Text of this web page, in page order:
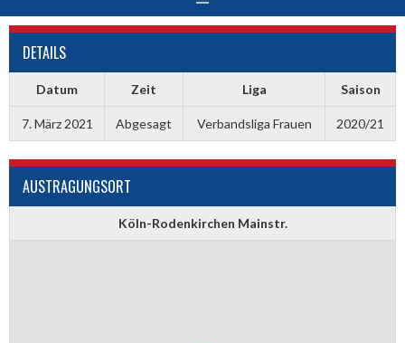
DETAILS
Datum Zeit Liga Saison
7. März 2021 Abgesagt Verbandsliga Frauen 2020/21
AUSTRAGUNGSORT
Köln-Rodenkirchen Mainstr.